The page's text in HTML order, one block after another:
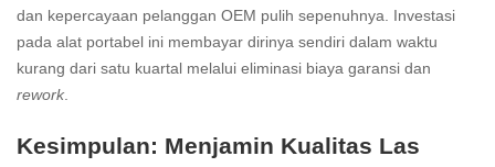
dan kepercayaan pelanggan OEM pulih sepenuhnya. Investasi
pada alat portabel ini membayar dirinya sendiri dalam waktu
kurang dari satu kuartal melalui eliminasi biaya garansi dan
rework
Kesimpulan: Menjamin Kualitas Las